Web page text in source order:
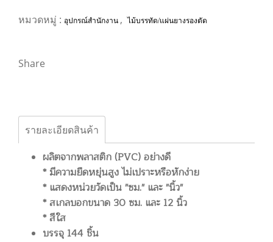
หมวดหมู่ : อุปกรณ์สำนักงาน , ไม้บรรทัด/แผ่นยางรองตัด
Share
รายละเอียดสินค้า
ผลิตจากพลาสติก (PVC) อย่างดี
* มีความยืดหยุ่นสูง ไม่เปราะหรือหักง่าย
* แสดงหน่วยวัดเป็น "ซม." และ "นิ้ว"
* สเกลบอกขนาด 30 ซม. และ 12 นิ้ว
* สีใส
บรรจุ 144 ชิ้น